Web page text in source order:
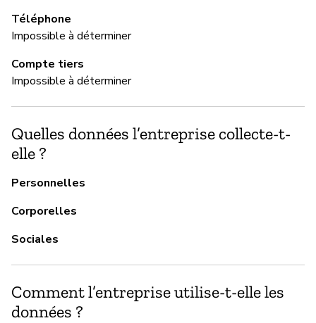
Téléphone
Impossible à déterminer
Compte tiers
Impossible à déterminer
Quelles données l’entreprise collecte-t-
elle ?
Personnelles
Corporelles
Sociales
Comment l’entreprise utilise-t-elle les
données ?